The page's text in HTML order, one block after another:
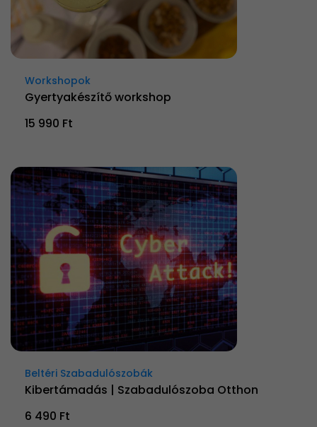
Workshopok
Gyertyakészítő workshop
15 990 Ft
Beltéri Szabadulószobák
Kibertámadás | Szabadulószoba Otthon
6 490 Ft